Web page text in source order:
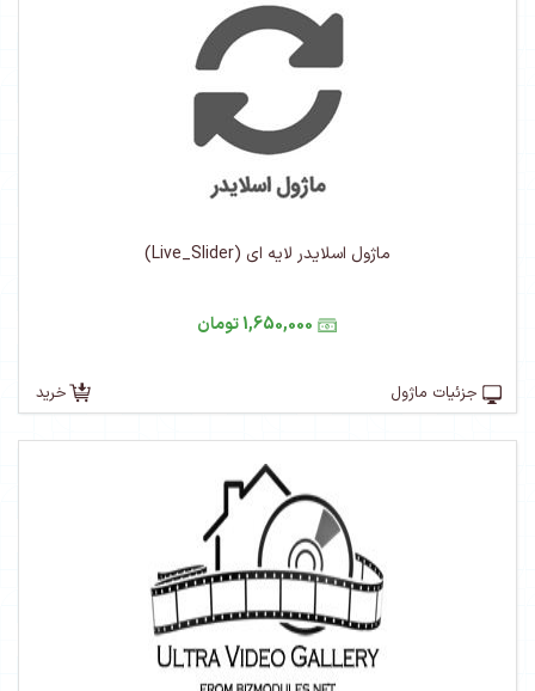
ماژول اسلایدر لایه ای (Live_Slider)
جزئیات ماژول خرید